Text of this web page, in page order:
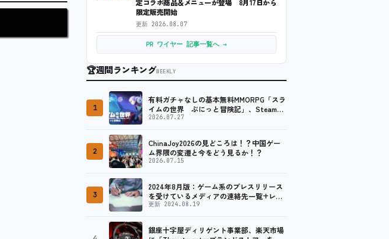
限定販売開始
更新 2026.08.07
PR ワイヤー 記事一覧へ →
🏆週間ランキングWEEKLY
1
有料ガチャなしの基本無料MMORPG「スラ
イムの世界 ぷにっと冒険記」、Steam向
けの無料体験版が8月末に配信決定
2026.07.27
2
ChinaJoy2026の見どころは！？中国ゲー
ム界隈の変遷と今をどう見るか！？
2026.07.15
3
2024年8月版：ゲーム系のプレスリリース
を受けているメディアの連絡先一覧+レビ
ュー依頼先一覧
更新 2024.08.19
銀座十字屋ディリゲント事業部、楽天市場